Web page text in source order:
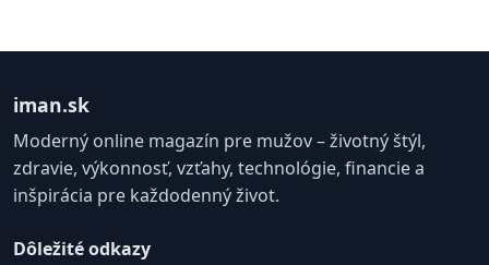
iman.sk
Moderný online magazín pre mužov – životný štýl,
zdravie, výkonnosť, vzťahy, technológie, financie a
inšpirácia pre každodenný život.
Dôležité odkazy